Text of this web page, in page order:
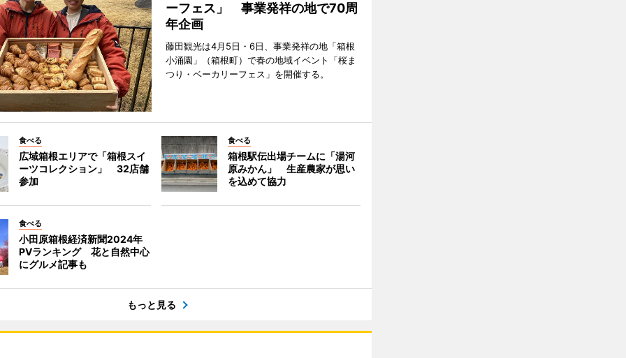
ーフェス」 事業発祥の地で70周
年企画
藤田観光は4月5日・6日、事業発祥の地「箱根
小涌園」（箱根町）で春の地域イベント「桜ま
つり・ベーカリーフェス」を開催する。
食べる
広域箱根エリアで「箱根スイ
ーツコレクション」 32店舗
参加
食べる
箱根駅伝出場チームに「湯河
原みかん」 生産農家が思い
を込めて協力
食べる
小田原箱根経済新聞2024年
PVランキング 花と自然中心
にグルメ記事も
もっと見る